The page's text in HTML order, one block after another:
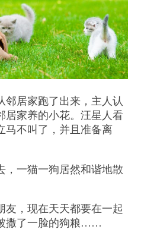
邻居家跑了出来，主人认
居家养的小花。汪星人看
马不叫了，并且准备离
，一猫一狗居然和谐地散
友，现在天天都要在一起
撒了一脸的狗粮……